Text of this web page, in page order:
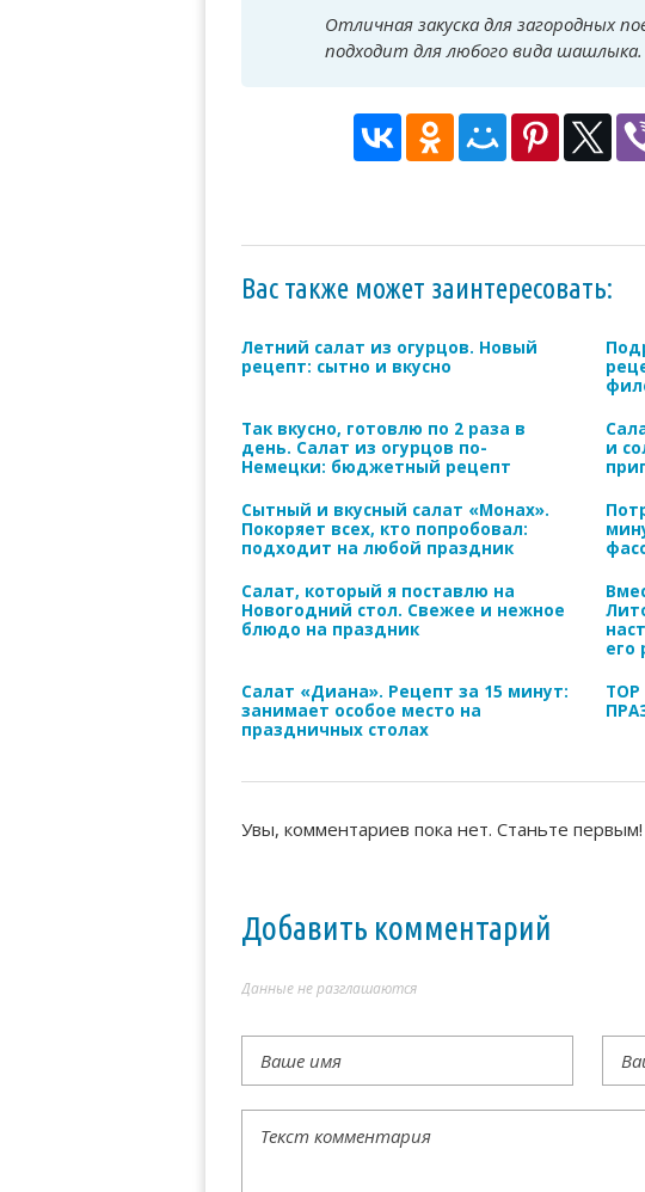
Отличная закуска для загородных
подходит для любого вида шашлыка.
Вас также может заинтересовать:
Летний салат из огурцов. Новый
рецепт: сытно и вкусно
Так вкусно, готовлю по 2 раза в
день. Салат из огурцов по-
Немецки: бюджетный рецепт
и
Сытный и вкусный салат «Монах».
Покоряет всех, кто попробовал:
подходит на любой праздник
Салат, который я поставлю на
Новогодний стол. Свежее и нежное
блюдо на праздник
его
Салат «Диана». Рецепт за 15 минут:
занимает особое место на
праздничных столах
ТОР
Увы, комментариев пока нет. Станьте первым!
Добавить комментарий
Данные не разглашаются